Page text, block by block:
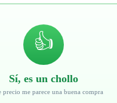
👍
Sí, es un chollo
precio me parece una buena compra